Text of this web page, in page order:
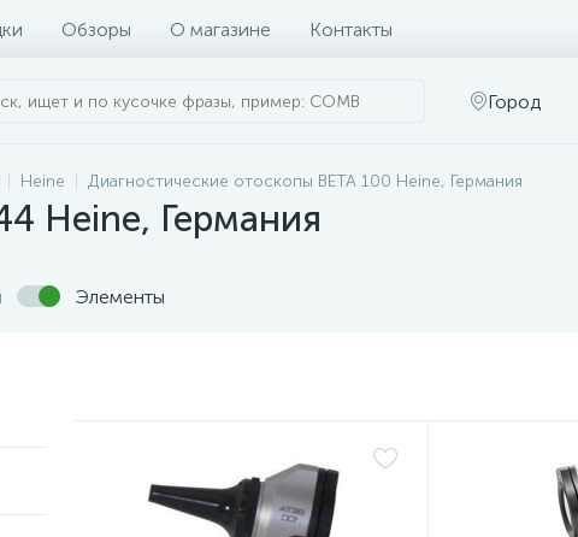
Обзоры О магазине Контакты
Город
Heine Диагностические отоскопы BETA 100 Heine, Германия
Heine, Германия
Элементы